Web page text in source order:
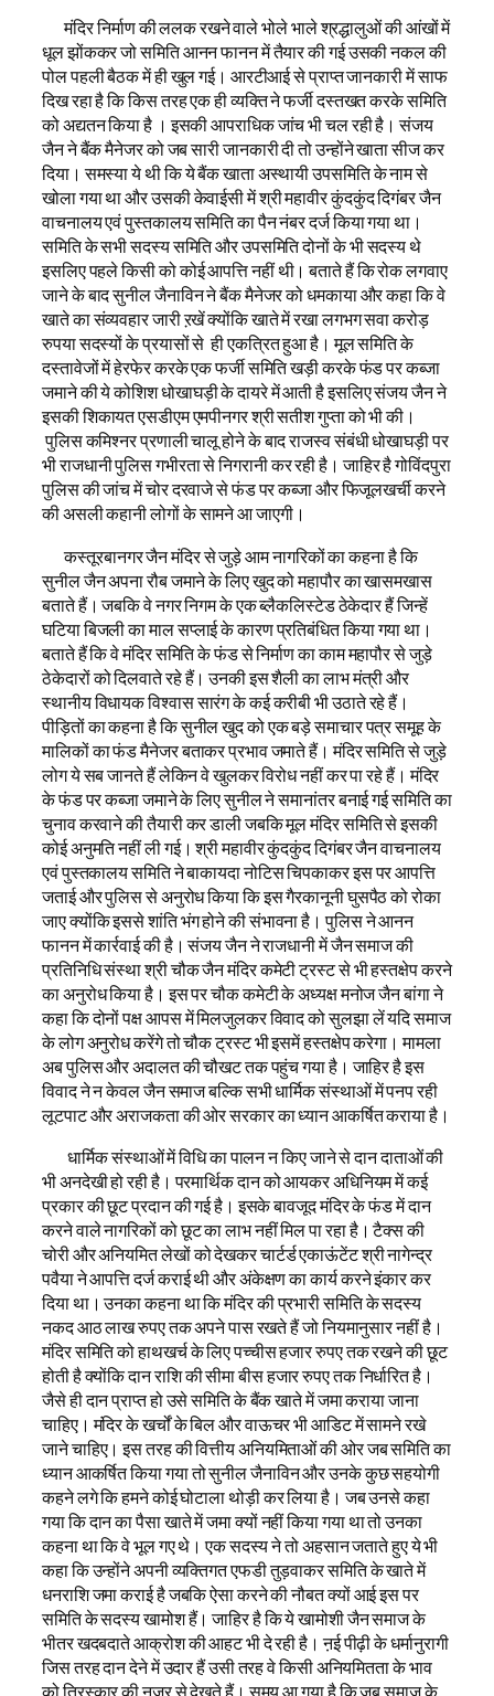
मंदिर निर्माण की ललक रखने वाले भोले भाले श्रद्धालुओं की आंखों में
धूल झोंककर जो समिति आनन फानन में तैयार की गई उसकी नकल की
पोल पहली बैठक में ही खुल गई। आरटीआई से प्राप्त जानकारी में साफ
दिख रहा है कि किस तरह एक ही व्यक्ति ने फर्जी दस्तखत करके समिति
को अद्यतन किया है । इसकी आपराधिक जांच भी चल रही है। संजय
जैन ने बैंक मैनेजर को जब सारी जानकारी दी तो उन्होंने खाता सीज कर
दिया। समस्या ये थी कि ये बैंक खाता अस्थायी उपसमिति के नाम से
खोला गया था और उसकी केवाईसी में श्री महावीर कुंदकुंद दिगंबर जैन
वाचनालय एवं पुस्तकालय समिति का पैन नंबर दर्ज किया गया था।
समिति के सभी सदस्य समिति और उपसमिति दोनों के भी सदस्य थे
इसलिए पहले किसी को कोई आपत्ति नहीं थी। बताते हैं कि रोक लगवाए
जाने के बाद सुनील जैनाविन ने बैंक मैनेजर को धमकाया और कहा कि वे
खाते का संव्यवहार जारी ऱखें क्योंकि खाते में रखा लगभग सवा करोड़
रुपया सदस्यों के प्रयासों से ही एकत्रित हुआ है। मूल समिति के
दस्तावेजों में हेरफेर करके एक फर्जी समिति खड़ी करके फंड पर कब्जा
जमाने की ये कोशिश धोखाघड़ी के दायरे में आती है इसलिए संजय जैन ने
इसकी शिकायत एसडीएम एमपीनगर श्री सतीश गुप्ता को भी की।
पुलिस कमिश्नर प्रणाली चालू होने के बाद राजस्व संबंधी धोखाघड़ी पर
भी राजधानी पुलिस गभीरता से निगरानी कर रही है। जाहिर है गोविंदपुरा
पुलिस की जांच में चोर दरवाजे से फंड पर कब्जा और फिजूलखर्ची करने
की असली कहानी लोगों के सामने आ जाएगी।
कस्तूरबानगर जैन मंदिर से जुड़े आम नागरिकों का कहना है कि
सुनील जैन अपना रौब जमाने के लिए खुद को महापौर का खासमखास
बताते हैं। जबकि वे नगर निगम के एक ब्लैकलिस्टेड ठेकेदार हैं जिन्हें
घटिया बिजली का माल सप्लाई के कारण प्रतिबंधित किया गया था।
बताते हैं कि वे मंदिर समिति के फंड से निर्माण का काम महापौर से जुड़े
ठेकेदारों को दिलवाते रहे हैं। उनकी इस शैली का लाभ मंत्री और
स्थानीय विधायक विश्वास सारंग के कई करीबी भी उठाते रहे हैं।
पीड़ितों का कहना है कि सुनील खुद को एक बड़े समाचार पत्र समूह के
मालिकों का फंड मैनेजर बताकर प्रभाव जमाते हैं। मंदिर समिति से जुड़े
लोग ये सब जानते हैं लेकिन वे खुलकर विरोध नहीं कर पा रहे हैं। मंदिर
के फंड पर कब्जा जमाने के लिए सुनील ने समानांतर बनाई गई समिति का
चुनाव करवाने की तैयारी कर डाली जबकि मूल मंदिर समिति से इसकी
कोई अनुमति नहीं ली गई। श्री महावीर कुंदकुंद दिगंबर जैन वाचनालय
एवं पुस्तकालय समिति ने बाकायदा नोटिस चिपकाकर इस पर आपत्ति
जताई और पुलिस से अनुरोध किया कि इस गैरकानूनी घुसपैठ को रोका
जाए क्योंकि इससे शांति भंग होने की संभावना है। पुलिस ने आनन
फानन में कार्रवाई की है। संजय जैन ने राजधानी में जैन समाज की
प्रतिनिधि संस्था श्री चौक जैन मंदिर कमेटी ट्रस्ट से भी हस्तक्षेप करने
का अनुरोध किया है। इस पर चौक कमेटी के अध्यक्ष मनोज जैन बांगा ने
कहा कि दोनों पक्ष आपस में मिलजुलकर विवाद को सुलझा लें यदि समाज
के लोग अनुरोध करेंगे तो चौक ट्रस्ट भी इसमें हस्तक्षेप करेगा। मामला
अब पुलिस और अदालत की चौखट तक पहुंच गया है। जाहिर है इस
विवाद ने न केवल जैन समाज बल्कि सभी धार्मिक संस्थाओं में पनप रही
लूटपाट और अराजकता की ओर सरकार का ध्यान आकर्षित कराया है।
धार्मिक संस्थाओं में विधि का पालन न किए जाने से दान दाताओं की
भी अनदेखी हो रही है। परमार्थिक दान को आयकर अधिनियम में कई
प्रकार की छूट प्रदान की गई है। इसके बावजूद मंदिर के फंड में दान
करने वाले नागरिकों को छूट का लाभ नहीं मिल पा रहा है। टैक्स की
चोरी और अनियमित लेखों को देखकर चार्टर्ड एकाऊंटेंट श्री नागेन्द्र
पवैया ने आपत्ति दर्ज कराई थी और अंकेक्षण का कार्य करने इंकार कर
दिया था। उनका कहना था कि मंदिर की प्रभारी समिति के सदस्य
नकद आठ लाख रुपए तक अपने पास रखते हैं जो नियमानुसार नहीं है।
मंदिर समिति को हाथखर्च के लिए पच्चीस हजार रुपए तक रखने की छूट
होती है क्योंकि दान राशि की सीमा बीस हजार रुपए तक निर्धारित है।
जैसे ही दान प्राप्त हो उसे समिति के बैंक खाते में जमा कराया जाना
चाहिए। मंदिर के खर्चों के बिल और वाऊचर भी आडिट में सामने रखे
जाने चाहिए। इस तरह की वित्तीय अनियमिताओं की ओर जब समिति का
ध्यान आकर्षित किया गया तो सुनील जैनाविन और उनके कुछ सहयोगी
कहने लगे कि हमने कोई घोटाला थोड़ी कर लिया है। जब उनसे कहा
गया कि दान का पैसा खाते में जमा क्यों नहीं किया गया था तो उनका
कहना था कि वे भूल गए थे। एक सदस्य ने तो अहसान जताते हुए ये भी
कहा कि उन्होंने अपनी व्यक्तिगत एफडी तुड़वाकर समिति के खाते में
धनराशि जमा कराई है जबकि ऐसा करने की नौबत क्यों आई इस पर
समिति के सदस्य खामोश हैं। जाहिर है कि ये खामोशी जैन समाज के
भीतर खदबदाते आक्रोश की आहट भी दे रही है। ऩई पीढ़ी के धर्मानुरागी
जिस तरह दान देने में उदार हैं उसी तरह वे किसी अनियमितता के भाव